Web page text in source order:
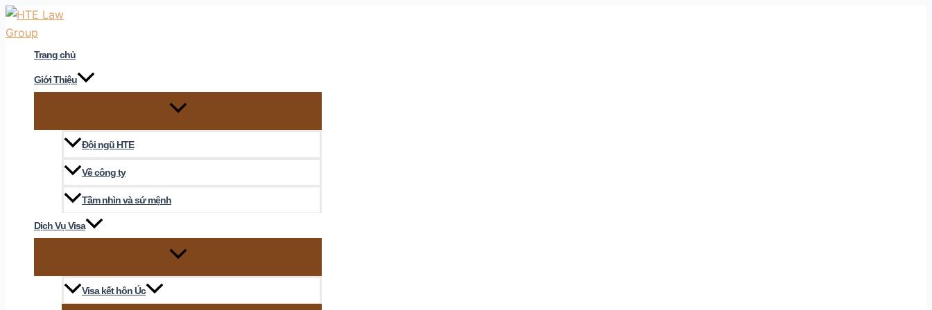
Skip
to
Trang chủ
Giới Thiệu
Đội ngũ HTE
Về công ty
Tầm nhìn và sứ mệnh
Dịch Vụ Visa
Visa kết hôn Úc